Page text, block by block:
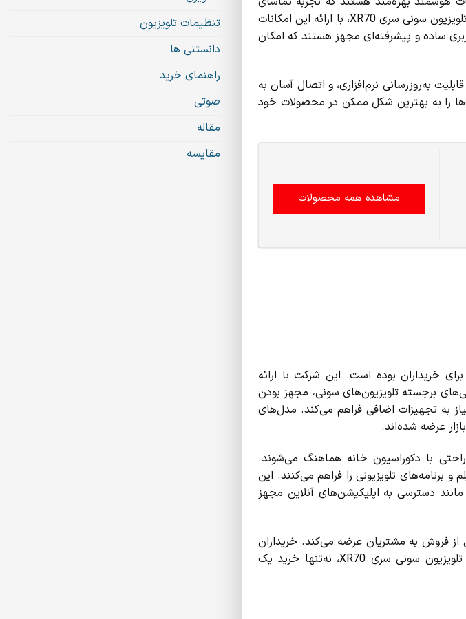
تلویزیون را به سطحی بالاتر ارتقا می‌دهد. مدل‌هایی نظیر تلویزیون سونی مدل 75XR70 در سری تلویزیون سونی سری XR70، با ارائه این امکانات
ساده و پیشرفته‌ای مجهز هستند که امکان
به‌روزرسانی نرم‌افزاری، و اتصال آسان به
را به بهترین شکل ممکن در محصولات خود
مشاهده همه محصولات
خریداران بوده است. این شرکت با ارائه
برجسته تلویزیون‌های سونی، مجهز بودن
به تجهیزات اضافی فراهم می‌کند. مدل‌های
با دکوراسیون خانه هماهنگ می‌شوند.
تماشای فیلم و برنامه‌های تلویزیونی را فراهم می‌کنند. این
دسترسی به اپلیکیشن‌های آنلاین مجهز
از فروش به مشتریان عرضه می‌کند. خریداران
می‌توانند با اطمینان از کیفیت و قیمت مناسب، مدل مورد نظر خود را انتخاب کنند. انتخاب تلویزیون سونی سری XR70، نه‌تنها خرید یک
تنظیمات تلویزیون
دانستنی ها
راهنمای خرید
صوتی
مقاله
مقایسه